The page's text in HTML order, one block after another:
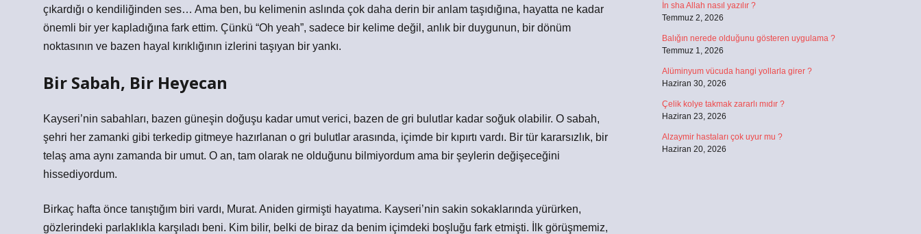
çıkardığı o kendiliğinden ses… Ama ben, bu kelimenin aslında çok daha derin bir anlam taşıdığına, hayatta ne kadar
önemli bir yer kapladığına fark ettim. Çünkü “Oh yeah”, sadece bir kelime değil, anlık bir duygunun, bir dönüm
noktasının ve bazen hayal kırıklığının izlerini taşıyan bir yankı.
Bir Sabah, Bir Heyecan
Kayseri’nin sabahları, bazen güneşin doğuşu kadar umut verici, bazen de gri bulutlar kadar soğuk olabilir. O sabah,
şehri her zamanki gibi terkedip gitmeye hazırlanan o gri bulutlar arasında, içimde bir kıpırtı vardı. Bir tür kararsızlık, bir
telaş ama aynı zamanda bir umut. O an, tam olarak ne olduğunu bilmiyordum ama bir şeylerin değişeceğini
hissediyordum.
Birkaç hafta önce tanıştığım biri vardı, Murat. Aniden girmişti hayatıma. Kayseri’nin sakin sokaklarında yürürken,
gözlerindeki parlaklıkla karşıladı beni. Kim bilir, belki de biraz da benim içimdeki boşluğu fark etmişti. İlk görüşmemiz,
İn sha Allah nasıl yazılır ?
Temmuz 2, 2026
Balığın nerede olduğunu gösteren uygulama ?
Temmuz 1, 2026
Alüminyum vücuda hangi yollarla girer ?
Haziran 30, 2026
Çelik kolye takmak zararlı mıdır ?
Haziran 23, 2026
Alzaymir hastaları çok uyur mu ?
Haziran 20, 2026